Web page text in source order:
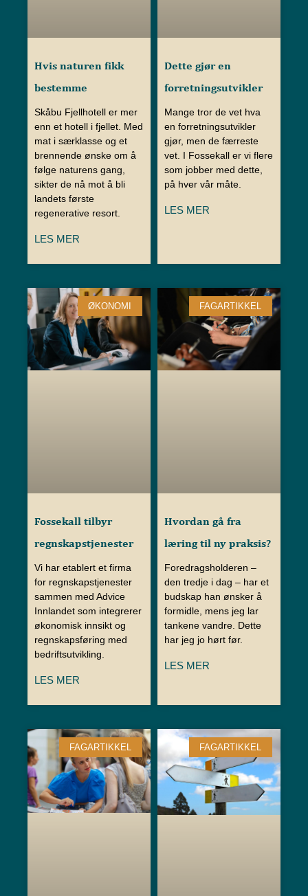
Hvis naturen fikk
bestemme
Skåbu Fjellhotell er mer
enn et hotell i fjellet. Med
mat i særklasse og et
brennende ønske om å
følge naturens gang,
sikter de nå mot å bli
landets første
regenerative resort.
LES MER
Dette gjør en
forretningsutvikler
Mange tror de vet hva
en forretningsutvikler
gjør, men de færreste
vet. I Fossekall er vi flere
som jobber med dette,
på hver vår måte.
LES MER
ØKONOMI
Fossekall tilbyr
regnskapstjenester
Vi har etablert et firma
for regnskapstjenester
sammen med Advice
Innlandet som integrerer
økonomisk innsikt og
regnskapsføring med
bedriftsutvikling.
LES MER
FAGARTIKKEL
Hvordan gå fra
læring til ny praksis?
Foredragsholderen –
den tredje i dag – har et
budskap han ønsker å
formidle, mens jeg lar
tankene vandre. Dette
har jeg jo hørt før.
LES MER
FAGARTIKKEL FAGARTIKKEL